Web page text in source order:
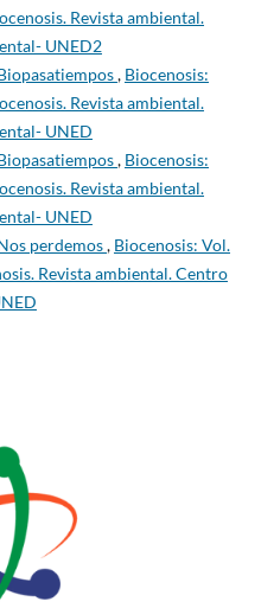
Revista ambiental.
UNED2
, Biocenosis:
Revista ambiental.
UNED
, Biocenosis:
Revista ambiental.
UNED
perdemos, Biocenosis: Vol.
Revista ambiental. Centro